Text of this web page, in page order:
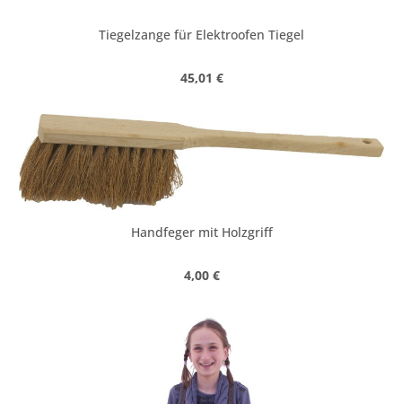
Tiegelzange für Elektroofen Tiegel
Regulärer Preis:
45,01 €
Handfeger mit Holzgriff
Regulärer Preis:
4,00 €